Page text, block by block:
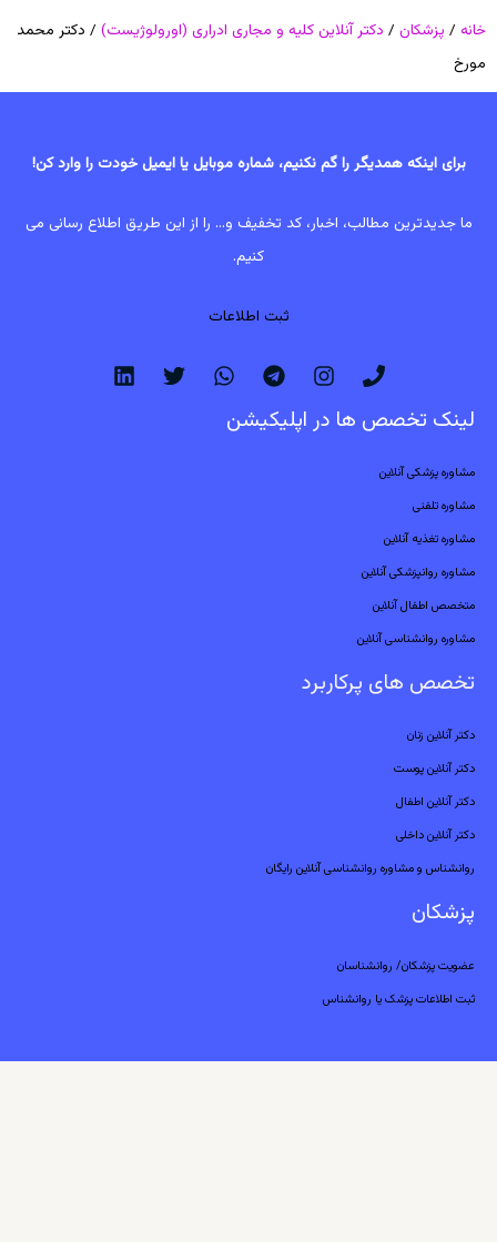
خانه / پزشکان / دکتر آنلاین کلیه و مجاری ادراری (اورولوژیست) / دکتر محمد
مورخ
برای اینکه همدیگر را گم نکنیم، شماره موبایل یا ایمیل خودت را وارد کن!
ما جدیدترین مطالب، اخبار، کد تخفیف و... را از این طریق اطلاع رسانی می
کنیم.
ثبت اطلاعات
لینک تخصص ها در اپلیکیشن
مشاوره پزشکی آنلاین
مشاوره تلفنی
مشاوره تغذیه آنلاین
مشاوره روانپزشکی آنلاین
متخصص اطفال آنلاین
مشاوره روانشناسی آنلاین
تخصص های پرکاربرد
دکتر آنلاین زنان
دکتر آنلاین پوست
دکتر آنلاین اطفال
دکتر آنلاین داخلی
روانشناس و مشاوره روانشناسی آنلاین رایگان
پزشکان
عضویت پزشکان/ روانشناسان
ثبت اطلاعات پزشک یا روانشناس